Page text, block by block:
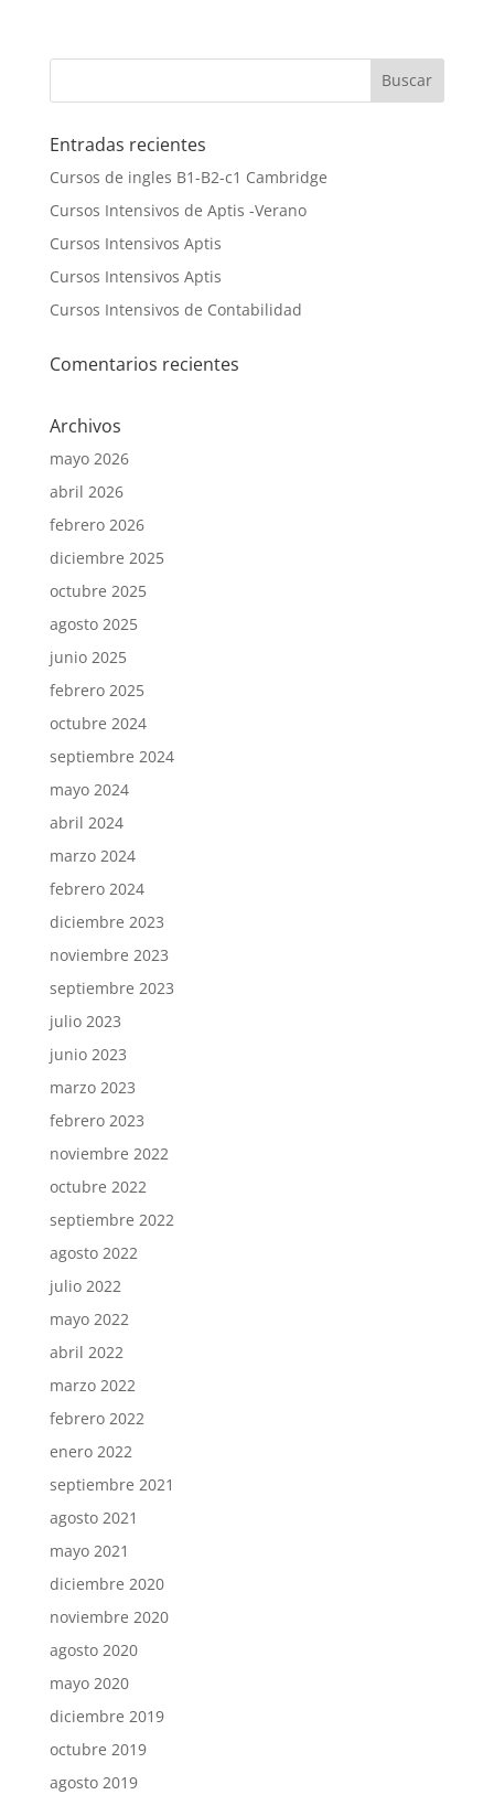
Entradas recientes
Cursos de ingles B1-B2-c1 Cambridge
Cursos Intensivos de Aptis -Verano
Cursos Intensivos Aptis
Cursos Intensivos Aptis
Cursos Intensivos de Contabilidad
Comentarios recientes
Archivos
mayo 2026
abril 2026
febrero 2026
diciembre 2025
octubre 2025
agosto 2025
junio 2025
febrero 2025
octubre 2024
septiembre 2024
mayo 2024
abril 2024
marzo 2024
febrero 2024
diciembre 2023
noviembre 2023
septiembre 2023
julio 2023
junio 2023
marzo 2023
febrero 2023
noviembre 2022
octubre 2022
septiembre 2022
agosto 2022
julio 2022
mayo 2022
abril 2022
marzo 2022
febrero 2022
enero 2022
septiembre 2021
agosto 2021
mayo 2021
diciembre 2020
noviembre 2020
agosto 2020
mayo 2020
diciembre 2019
octubre 2019
agosto 2019